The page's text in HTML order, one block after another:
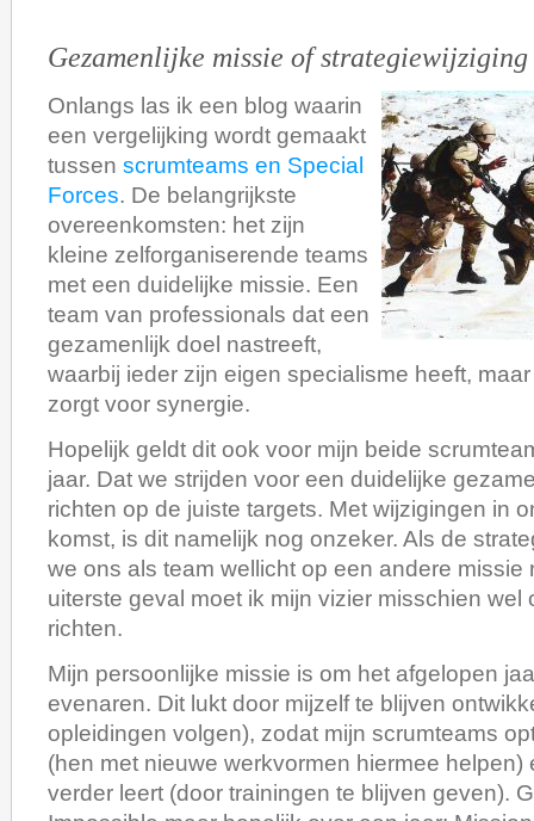
Gezamenlijke missie of strategiewijziging
Onlangs las ik een blog waarin
een vergelijking wordt gemaakt
tussen scrumteams en Special
Forces. De belangrijkste
overeenkomsten: het zijn
kleine zelforganiserende teams
met een duidelijke missie. Een
team van professionals dat een
gezamenlijk doel nastreeft,
waarbij ieder zijn eigen specialisme heeft,
zorgt voor synergie.
Hopelijk geldt dit ook voor mijn beide
jaar. Dat we strijden voor een duidelijke
richten op de juiste targets. Met wijzigingen in
komst, is dit namelijk nog onzeker. Als de
we ons als team wellicht op een andere missie
uiterste geval moet ik mijn vizier misschien wel
richten.
Mijn persoonlijke missie is om het afgelopen
evenaren. Dit lukt door mijzelf te blijven
opleidingen volgen), zodat mijn scrumteams
(hen met nieuwe werkvormen hiermee helpen)
verder leert (door trainingen te blijven geven).